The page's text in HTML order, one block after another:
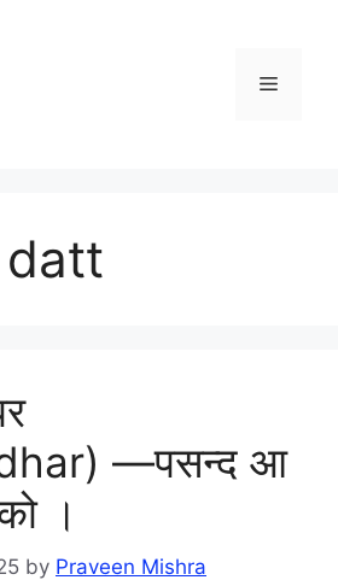
Menu
datt
—पसन्द आ
।
by Praveen Mishra